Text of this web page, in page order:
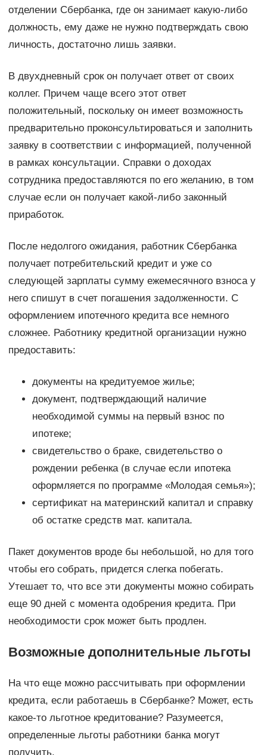
отделении Сбербанка, где он занимает какую-либо
должность, ему даже не нужно подтверждать свою
личность, достаточно лишь заявки.
В двухдневный срок он получает ответ от своих
коллег. Причем чаще всего этот ответ
положительный, поскольку он имеет возможность
предварительно проконсультироваться и заполнить
заявку в соответствии с информацией, полученной
в рамках консультации. Справки о доходах
сотрудника предоставляются по его желанию, в том
случае если он получает какой-либо законный
приработок.
После недолгого ожидания, работник Сбербанка
получает потребительский кредит и уже со
следующей зарплаты сумму ежемесячного взноса у
него спишут в счет погашения задолженности. С
оформлением ипотечного кредита все немного
сложнее. Работнику кредитной организации нужно
предоставить:
документы на кредитуемое жилье;
документ, подтверждающий наличие
необходимой суммы на первый взнос по
ипотеке;
свидетельство о браке, свидетельство о
рождении ребенка (в случае если ипотека
оформляется по программе «Молодая семья»);
сертификат на материнский капитал и справку
об остатке средств мат. капитала.
Пакет документов вроде бы небольшой, но для того
чтобы его собрать, придется слегка побегать.
Утешает то, что все эти документы можно собирать
еще 90 дней с момента одобрения кредита. При
необходимости срок может быть продлен.
Возможные дополнительные льготы
На что еще можно рассчитывать при оформлении
кредита, если работаешь в Сбербанке? Может, есть
какое-то льготное кредитование? Разумеется,
определенные льготы работники банка могут
получить.